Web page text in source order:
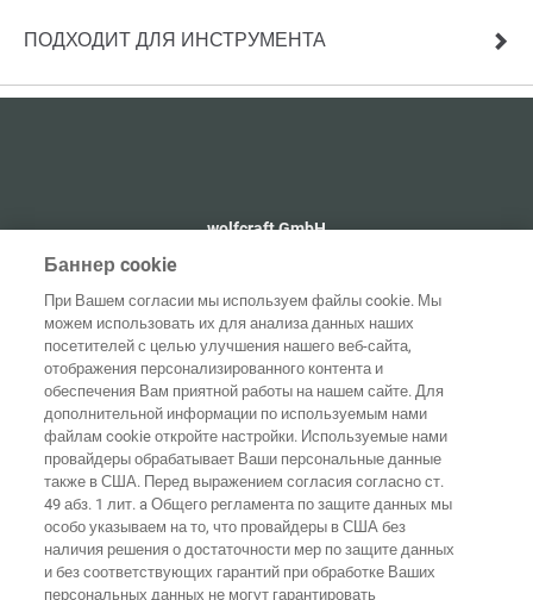
ПОДХОДИТ ДЛЯ ИНСТРУМЕНТА
wolfcraft GmbH
Wolffstraße 1
56746
Kempenich
Домашняя
страница Контакты
Выходные Защита
Общие
условия
ведения
бизнеса
Правила по
файлам
"cookie"
Баннер cookie
При Вашем согласии мы используем файлы cookie. Мы
можем использовать их для анализа данных наших
посетителей с целью улучшения нашего веб-сайта,
отображения персонализированного контента и
обеспечения Вам приятной работы на нашем сайте. Для
дополнительной информации по используемым нами
файлам cookie откройте настройки. Используемые нами
провайдеры обрабатывает Ваши персональные данные
также в США. Перед выражением согласия согласно ст.
49 абз. 1 лит. a Общего регламента по защите данных мы
особо указываем на то, что провайдеры в США без
наличия решения о достаточности мер по защите данных
и без соответствующих гарантий при обработке Ваших
персональных данных не могут гарантировать